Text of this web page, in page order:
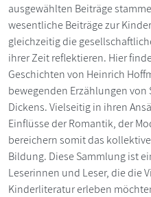
ausgewählten Beiträge
wesentliche Beiträge zur
gleichzeitig die
ihrer Zeit reflektieren. Hier
Geschichten von Heinrich
bewegenden Erzählungen von
Dickens. Vielseitig in ihren
Einflüsse der Romantik, der
bereichern somit das
Bildung. Diese Sammlung ist
Leserinnen und Leser, die die
Kinderliteratur erleben